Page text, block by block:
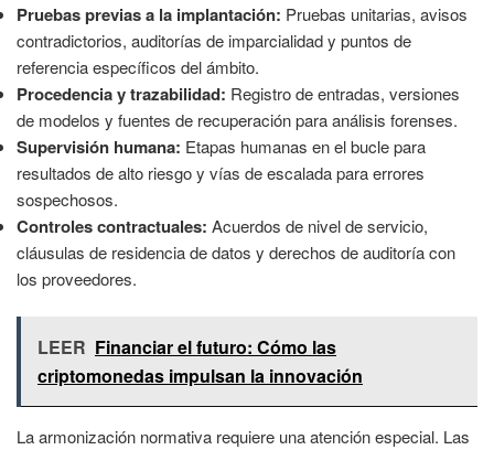
Pruebas previas a la implantación: Pruebas unitarias, avisos
contradictorios, auditorías de imparcialidad y puntos de
referencia específicos del ámbito.
Procedencia y trazabilidad: Registro de entradas, versiones
de modelos y fuentes de recuperación para análisis forenses.
Supervisión humana: Etapas humanas en el bucle para
resultados de alto riesgo y vías de escalada para errores
sospechosos.
Controles contractuales: Acuerdos de nivel de servicio,
cláusulas de residencia de datos y derechos de auditoría con
los proveedores.
LEER Financiar el futuro: Cómo las
criptomonedas impulsan la innovación
La armonización normativa requiere una atención especial. Las